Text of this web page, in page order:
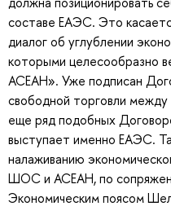
составе ЕАЭС. Это
диалог об углублении
которыми целесообразно
АСЕАН». Уже подписан
свободной торговли
еще ряд подобных
выступает именно ЕАЭС.
налаживанию
ШОС и АСЕАН, по
Экономическим поясом